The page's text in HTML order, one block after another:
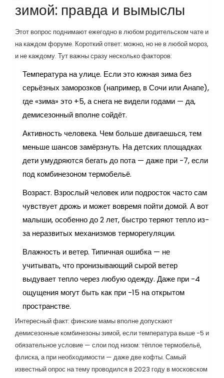
зимой: правда и вымыслы
Этот вопрос поднимают ежегодно в любом родительском чате и
на каждом форуме. Короткий ответ: можно, но не в любой мороз,
и не каждому. Тут важны сразу несколько факторов:
Температура на улице. Если это южная зима без
серьёзных заморозков (например, в Сочи или Анапе),
где «зима» это +5, а снега не видели годами — да,
демисезонный вполне сойдёт.
Активность человека. Чем больше двигаешься, тем
меньше шансов замёрзнуть. На детских площадках
дети умудряются бегать до пота — даже при -7, если
под комбинезоном термобельё.
Возраст. Взрослый человек или подросток часто сам
чувствует дрожь и может вовремя пойти домой. А вот
малыши, особенно до 2 лет, быстро теряют тепло из-
за неразвитых механизмов терморегуляции.
Влажность и ветер. Типичная ошибка — не
учитывать, что пронизывающий сырой ветер
выдувает тепло через любую одежду. Даже при -4
ощущения могут быть как при -15 на открытом
пространстве.
Интересный факт: финские мамы вполне допускают
демисезонные комбинезоны зимой, если температура выше -5 и
обязательное условие — слои под низом: тёплое термобельё,
флиска, а при необходимости — даже две кофты. Самый
известный опрос на тему проводился в 2023 году в московском